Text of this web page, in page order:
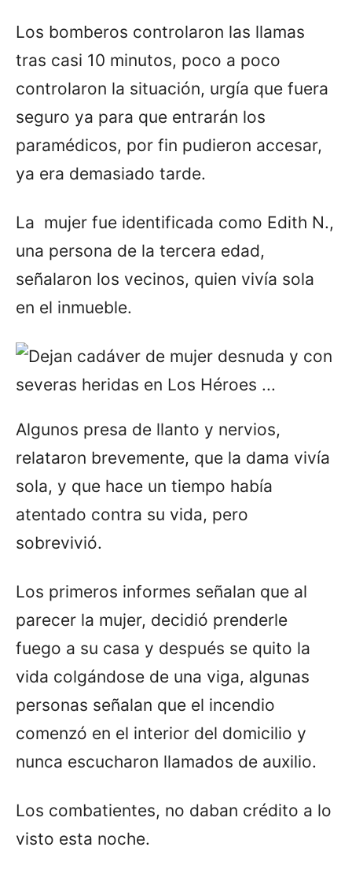
Los bomberos controlaron las llamas
tras casi 10 minutos, poco a poco
controlaron la situación, urgía que fuera
seguro ya para que entrarán los
paramédicos, por fin pudieron accesar,
ya era demasiado tarde.
La mujer fue identificada como Edith N.,
una persona de la tercera edad,
señalaron los vecinos, quien vivía sola
en el inmueble.
Algunos presa de llanto y nervios,
relataron brevemente, que la dama vivía
sola, y que hace un tiempo había
atentado contra su vida, pero
sobrevivió.
Los primeros informes señalan que al
parecer la mujer, decidió prenderle
fuego a su casa y después se quito la
vida colgándose de una viga, algunas
personas señalan que el incendio
comenzó en el interior del domicilio y
nunca escucharon llamados de auxilio.
Los combatientes, no daban crédito a lo
visto esta noche.